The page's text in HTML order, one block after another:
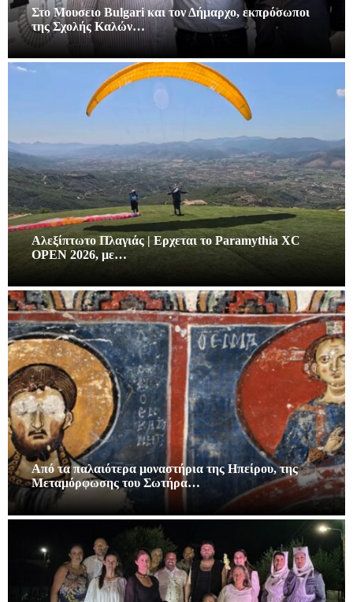
Στο Μουσειο Bulgari και τον Δήμαρχο, εκπρόσωποι
της Σχολής Καλών…
Αλεξίπτωτο Πλαγιάς | Ερχεται το Paramythia XC
OPEN 2026, με…
Από τα παλαιότερα μοναστήρια της Ηπείρου, της
Μεταμόρφωσης του Σωτήρα…